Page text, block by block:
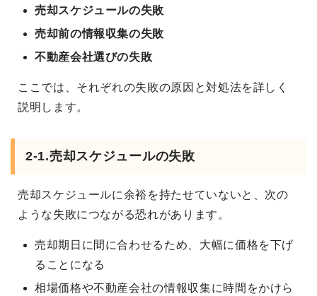
売却スケジュールの失敗
売却前の情報収集の失敗
不動産会社選びの失敗
ここでは、それぞれの失敗の原因と対処法を詳しく
説明します。
2-1.売却スケジュールの失敗
売却スケジュールに余裕を持たせていないと、次の
ような失敗につながる恐れがあります。
売却期日に間に合わせるため、大幅に価格を下げ
ることになる
相場価格や不動産会社の情報収集に時間をかけら